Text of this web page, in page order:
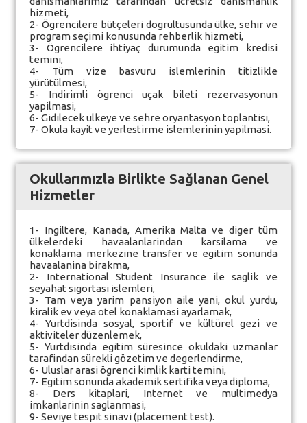
hizmeti,
2- Ögrencilere bütçeleri dogrultusunda ülke, sehir ve
program seçimi konusunda rehberlik hizmeti,
3- Ögrencilere ihtiyaç durumunda egitim kredisi
temini,
4- Tüm vize basvuru islemlerinin titizlikle
yürütülmesi,
5- Indirimli ögrenci uçak bileti rezervasyonun
yapilmasi,
6- Gidilecek ülkeye ve sehre oryantasyon toplantisi,
7- Okula kayit ve yerlestirme islemlerinin yapilmasi.
Okullarımızla Birlikte Sağlanan Genel
Hizmetler
1- Ingiltere, Kanada, Amerika Malta ve diger tüm
ülkelerdeki havaalanlarindan karsilama ve
konaklama merkezine transfer ve egitim sonunda
havaalanina birakma,
2- International Student Insurance ile saglik ve
seyahat sigortasi islemleri,
3- Tam veya yarim pansiyon aile yani, okul yurdu,
kiralik ev veya otel konaklamasi ayarlamak,
4- Yurtdisinda sosyal, sportif ve kültürel gezi ve
aktiviteler düzenlemek,
5- Yurtdisinda egitim süresince okuldaki uzmanlar
tarafindan sürekli gözetim ve degerlendirme,
6- Uluslar arasi ögrenci kimlik karti temini,
7- Egitim sonunda akademik sertifika veya diploma,
8- Ders kitaplari, Internet ve multimedya
imkanlarinin saglanmasi,
9- Seviye tespit sinavi (placement test).